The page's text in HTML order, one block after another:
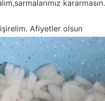
kararmasın.
Afiyetler olsun